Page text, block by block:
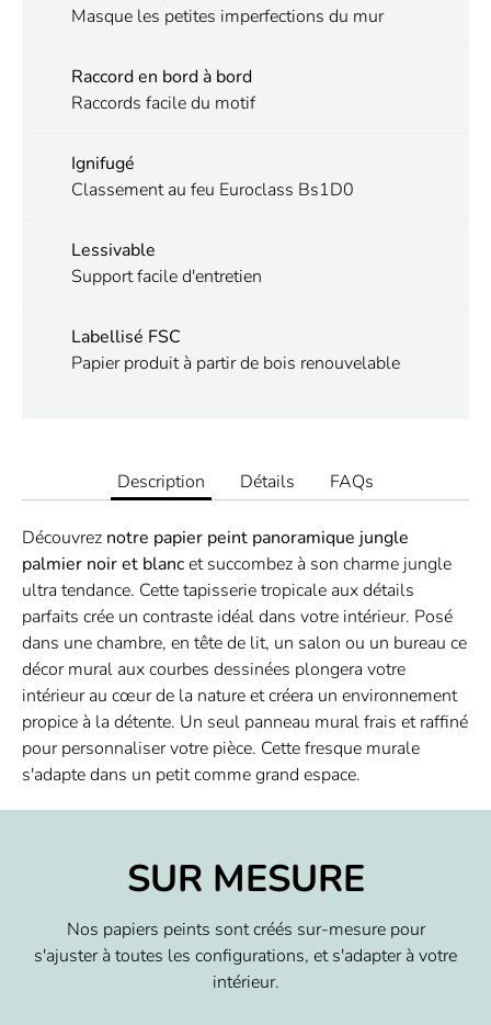
Masque les petites imperfections du mur
Raccord en bord à bord
Raccords facile du motif
Ignifugé
Classement au feu Euroclass Bs1D0
Lessivable
Support facile d'entretien
Labellisé FSC
Papier produit à partir de bois renouvelable
Description Détails FAQs
Découvrez notre papier peint panoramique jungle
palmier noir et blancet succombez à son charme jungle
ultra tendance. Cette tapisserie tropicale aux détails
parfaits crée un contraste idéal dans votre intérieur. Posé
dans une chambre, en tête de lit, un salon ou un bureau ce
décor mural aux courbes dessinées plongera votre
intérieur au cœur de la nature et créera un environnement
propice à la détente. Un seul panneau mural frais et raffiné
pour personnaliser votre pièce. Cette fresque murale
s'adapte dans un petit comme grand espace.
SUR MESURE
Nos papiers peints sont créés sur-mesure pour
s'ajuster à toutes les configurations, et s'adapter à votre
intérieur.